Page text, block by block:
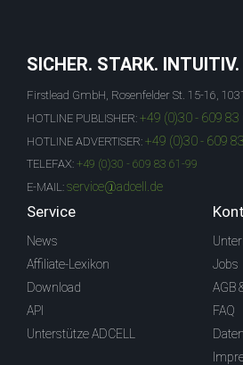
SICHER. STARK. INTUITIV.
Firstlead GmbH, Rosenfelder St. 15-16,
HOTLINE PUBLISHER: +49 (0)30 - 609 83
HOTLINE ADVERTISER: +49 (0)30 - 609
TELEFAX: +49 (0)30 - 609 83 61-99
E-MAIL: service@adcell.de
Service
News
Affiliate-Lexikon
Download
API
Unterstütze ADCELL
Jobs
AGB
FAQ